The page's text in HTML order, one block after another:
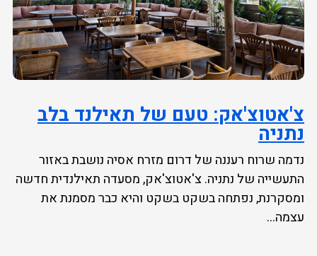
צ'אטוצ'אק: טעם של תאילנד בלב
נתניה
נדמה שרוח רעננה של דרום מזרח אסיה נושבת באזור
התעשייה של נתניה. צ'אטוצ'אק, מסעדה תאילנדית חדשה
ומסקרנת, נפתחה בשקט בשקט והיא כבר מסמנת את
עצמה...